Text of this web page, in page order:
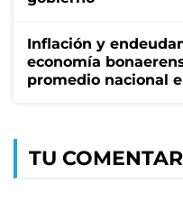
Inflación y
economía
promedio nacional
TU